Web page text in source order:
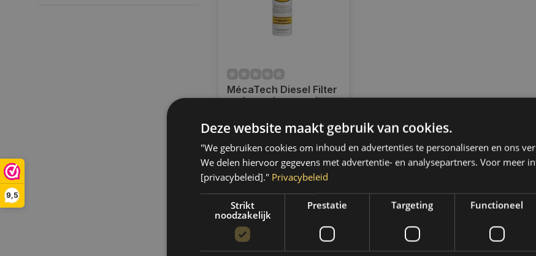
9,5
MécaTech Diesel Filter
Op voorraad
Op voorraad verzending
binnen 1 a 2 werkdagen.
Boven de 50,- gratis
verzending. (NL & BE)
€25,70
Vergelijk
Deze website maakt gebruik van cookies.
"We gebruiken cookies om inhoud en advertenties te personaliseren en ons
We delen hiervoor gegevens met advertentie- en analysepartners. Voor meer
[privacybeleid]." Privacybeleid
Strikt
noodzakelijk
Prestatie Targeting Functioneel